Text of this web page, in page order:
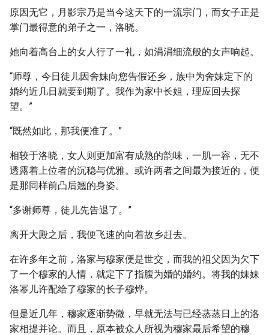
原因无它，月影宗乃是当今这天下的一流宗门，而女子正是
掌门最得意的弟子之一，洛晓。
她向着高台上的女人行了一礼，如涓涓细流般的女声响起。
“师尊，今日徒儿因舍妹向您告假还乡，族中为舍妹定下的
婚约近几日就要到期了。我作为家中长姐，理应回去探
望。”
“既然如此，那我便准了。”
相较于洛晓，女人则更加富有成熟的韵味，一肌一容，无不
透露着上位者的沉稳与优雅。或许两者之间最为接近的，便
是那同样前凸后翘的身姿。
“多谢师尊，徒儿先告退了。”
离开大殿之后，我便飞速的向着故乡赶去。
在许多年之前，洛家与穆家便是世交，而我的祖父因为欠下
了一个穆家的人情，就定下了指腹为婚的婚约。将我的妹妹
洛幂儿许配给了穆家的长子穆烨。
但是近几年，穆家逐渐势微，早就无法与已经蒸蒸日上的洛
家相提并论。而且，原本被众人所视为穆家最后希望的穆